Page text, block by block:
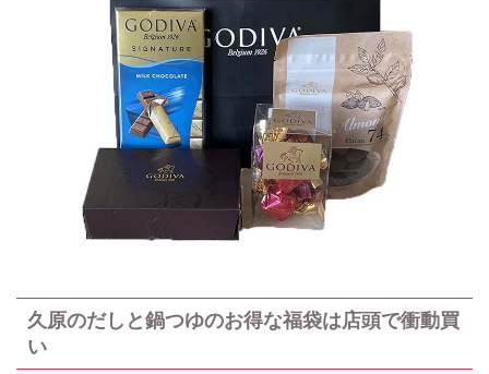
久原のだしと鍋つゆのお得な福袋は店頭で衝動買
い